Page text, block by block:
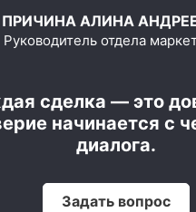
ПРИЧИНА АЛИНА
Руководитель отдела
сделка — это
начинается с
диалога.
Задать вопрос